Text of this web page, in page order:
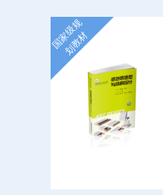
国家级规
划教材